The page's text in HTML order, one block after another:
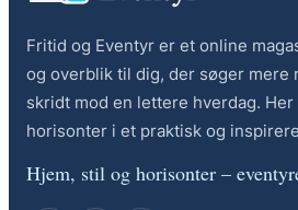
Fritid og Eventyr er et online
og overblik til dig, der søger mere
skridt mod en lettere hverdag.
horisonter i et praktisk og
Hjem, stil og horisonter –